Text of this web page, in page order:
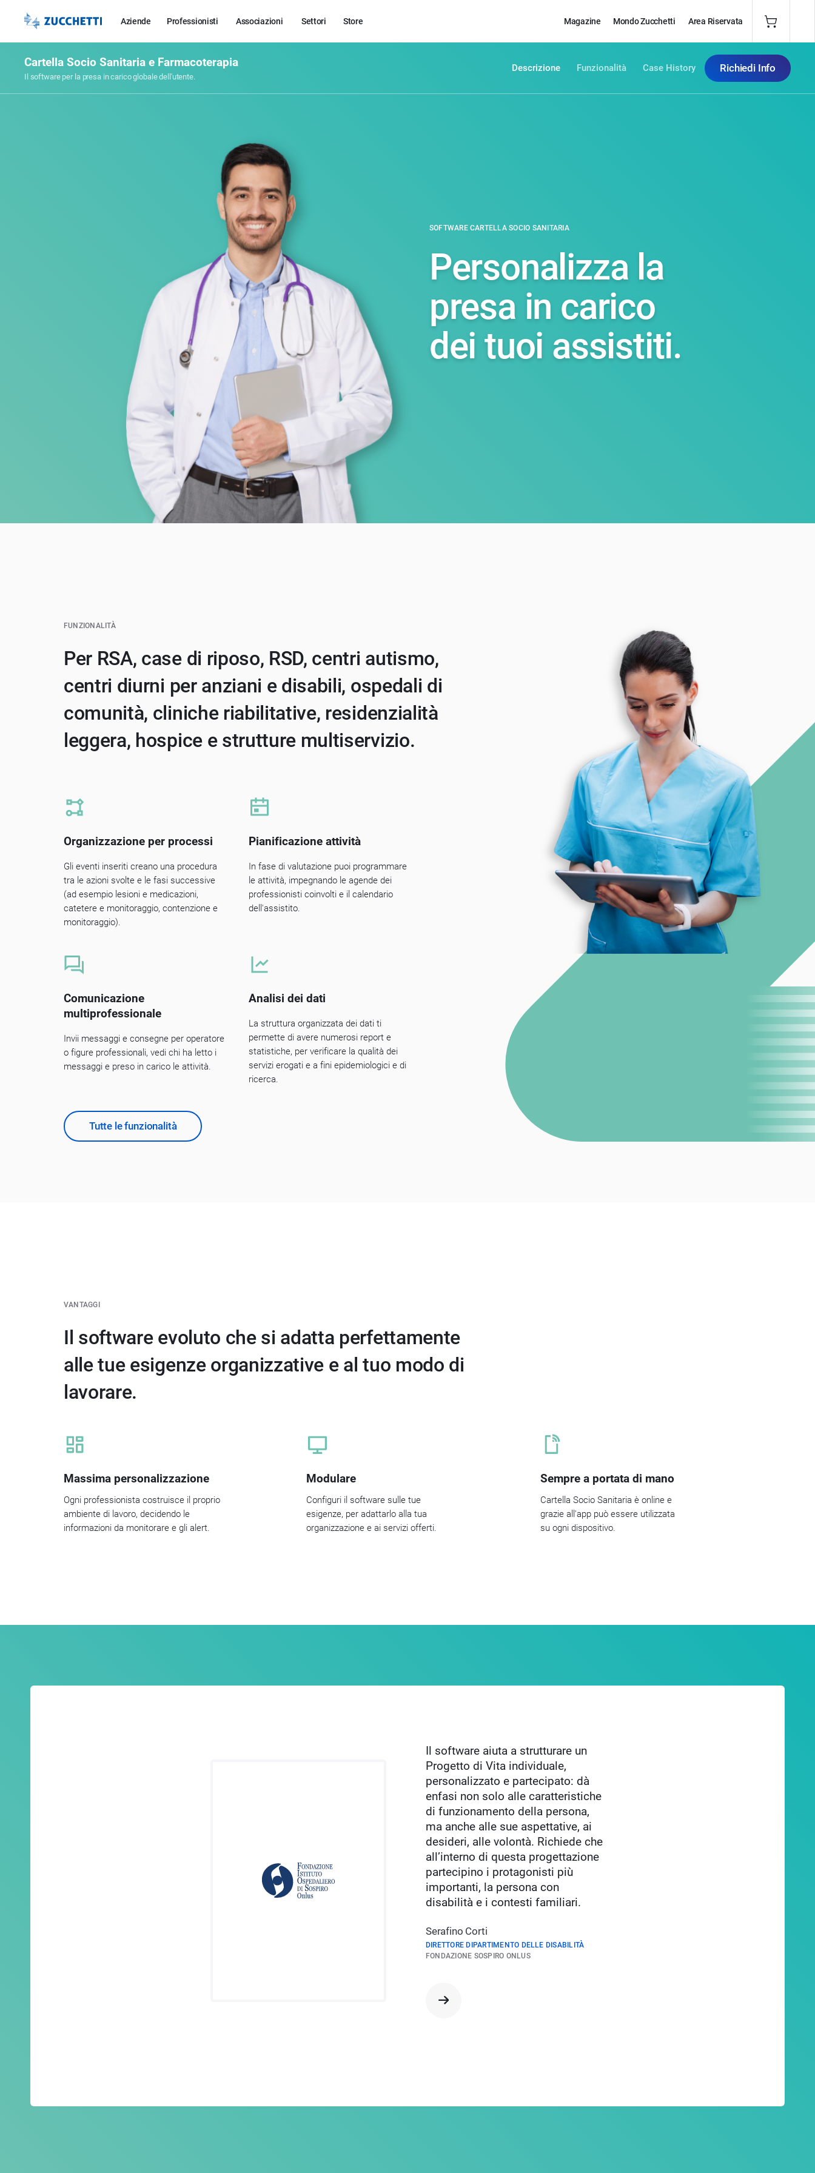
Aziende Professionisti Associazioni Settori Store Magazine Mondo Zucchetti Area Riservata
Cartella Socio Sanitaria e Farmacoterapia
Il software per la presa in carico globale dell'utente.
Descrizione Funzionalità Case History Richiedi Info
SOFTWARE CARTELLA SOCIO SANITARIA
Personalizza la
presa in carico
dei tuoi assistiti.
FUNZIONALITÀ
Per RSA, case di riposo, RSD, centri autismo,
centri diurni per anziani e disabili, ospedali di
comunità, cliniche riabilitative, residenzialità
leggera, hospice e strutture multiservizio.
Organizzazione per processi
Gli eventi inseriti creano una procedura
tra le azioni svolte e le fasi successive
(ad esempio lesioni e medicazioni,
catetere e monitoraggio, contenzione e
monitoraggio).
Pianificazione attività
In fase di valutazione puoi programmare
le attività, impegnando le agende dei
professionisti coinvolti e il calendario
dell'assistito.
Comunicazione
multiprofessionale
Invii messaggi e consegne per operatore
o figure professionali, vedi chi ha letto i
messaggi e preso in carico le attività.
Analisi dei dati
La struttura organizzata dei dati ti
permette di avere numerosi report e
statistiche, per verificare la qualità dei
servizi erogati e a fini epidemiologici e di
ricerca.
Tutte le funzionalità
VANTAGGI
Il software evoluto che si adatta perfettamente
alle tue esigenze organizzative e al tuo modo di
lavorare.
Massima personalizzazione
Ogni professionista costruisce il proprio
ambiente di lavoro, decidendo le
informazioni da monitorare e gli alert.
Modulare
Configuri il software sulle tue
esigenze, per adattarlo alla tua
organizzazione e ai servizi offerti.
Sempre a portata di mano
Cartella Socio Sanitaria è online e
grazie all'app può essere utilizzata
su ogni dispositivo.
Il software aiuta a strutturare un
Progetto di Vita individuale,
personalizzato e partecipato: dà
enfasi non solo alle caratteristiche
di funzionamento della persona,
ma anche alle sue aspettative, ai
desideri, alle volontà. Richiede che
all’interno di questa progettazione
partecipino i protagonisti più
importanti, la persona con
disabilità e i contesti familiari.
Serafino Corti
DIRETTORE DIPARTIMENTO DELLE DISABILITÀ
FONDAZIONE SOSPIRO ONLUS